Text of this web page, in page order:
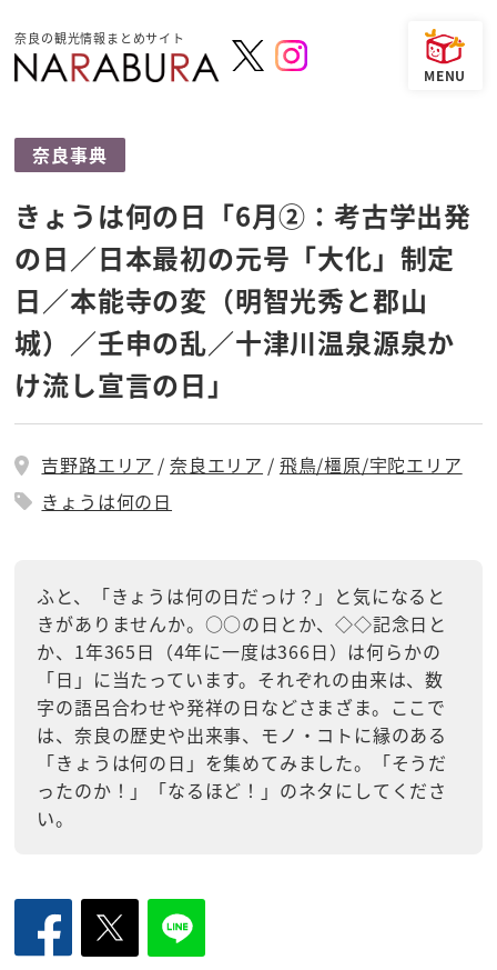
奈良の観光情報まとめサイト
奈良事典
きょうは何の日「6月②：考古学出発
の日／日本最初の元号「大化」制定
日／本能寺の変（明智光秀と郡山
城）／壬申の乱／十津川温泉源泉か
け流し宣言の日」
吉野路エリア 奈良エリア
飛鳥/橿原/宇陀エリア
きょうは何の日
ふと、「きょうは何の日だっけ？」と気になると
きがありませんか。○○の日とか、◇◇記念日と
か、1年365日（4年に一度は366日）は何らかの
「日」に当たっています。それぞれの由来は、数
字の語呂合わせや発祥の日などさまざま。ここで
は、奈良の歴史や出来事、モノ・コトに縁のある
「きょうは何の日」を集めてみました。「そうだ
ったのか！」「なるほど！」のネタにしてくださ
い。